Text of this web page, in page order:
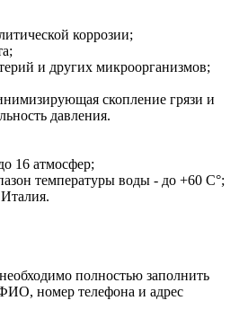
коррозии;
и других микроорганизмов;
скопление грязи и
давления.
16 атмосфер;
температуры воды - до +60 С°;
полностью заполнить
номер телефона и адрес